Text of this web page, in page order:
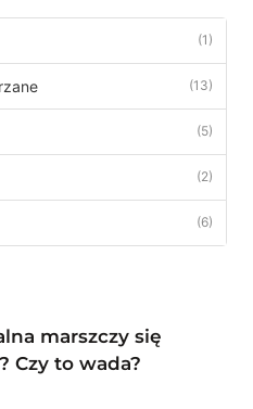
(1)
(13)
(5)
(2)
(6)
marszczy się
Czy to wada?